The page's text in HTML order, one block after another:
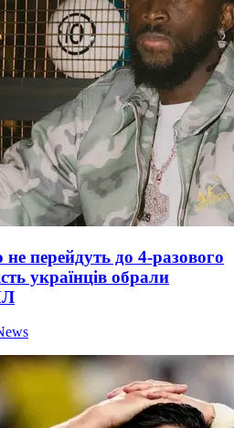
перейдуть до 4-разового
українців обрали